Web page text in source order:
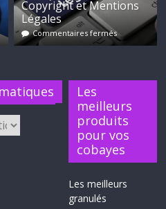
Copyright et Mentions
Légales
Commentaires fermés
Les
meilleurs
produits
pour vos
cobayes
Les meilleurs
granulés